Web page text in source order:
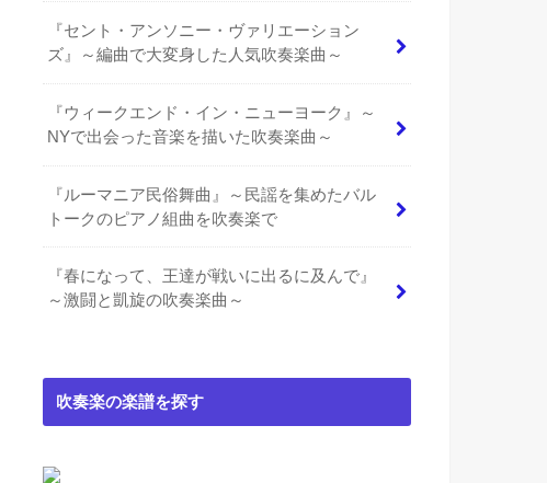
『セント・アンソニー・ヴァリエーション
ズ』～編曲で大変身した人気吹奏楽曲～
『ウィークエンド・イン・ニューヨーク』～
NYで出会った音楽を描いた吹奏楽曲～
『ルーマニア民俗舞曲』～民謡を集めたバル
トークのピアノ組曲を吹奏楽で
『春になって、王達が戦いに出るに及んで』
～激闘と凱旋の吹奏楽曲～
吹奏楽の楽譜を探す